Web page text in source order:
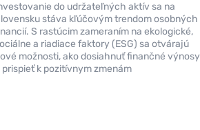
do udržateľných aktív sa na
stáva kľúčovým trendom osobných
S rastúcim zameraním na ekologické,
a riadiace faktory (ESG) sa otvárajú
možnosti, ako dosiahnuť finančné výnosy
prispieť k pozitívnym zmenám